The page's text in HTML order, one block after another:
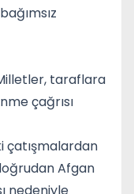
, taraflara
çağrısı
çatışmalardan
Afgan